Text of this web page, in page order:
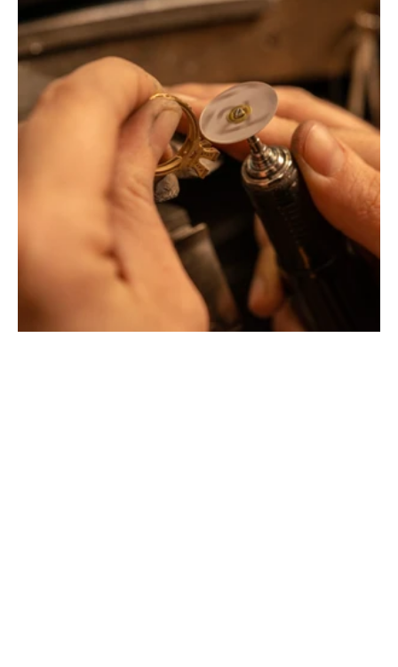
Montbrison, Lyon, Paris
Philippe & mathieu tournaire
Créateurs joailliers, révolutionnent les codes de la
joaillerie traditionnelle en y apportant des formes et des
couleurs hors du commun. Au delà des modes, la
Maison Tournaire a forgé son style de caractère et
d'élévation en puisant dans ses voyages ainsi que ses
différentes rencontres.
La Maison Tournaire qui a ouvert ses portes en 1984 à
Montbrison, en France, propose aujourd'hui ces bijoux